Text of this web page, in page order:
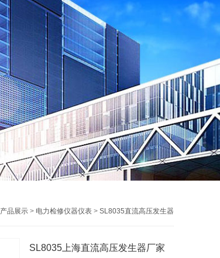
产品展示> 电力检修仪器仪表> SL8035直流高压发生器
SL8035上海直流高压发生器厂家